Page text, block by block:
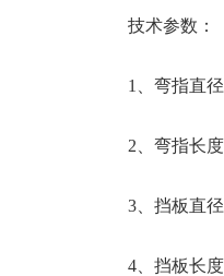
技术参数：
1、弯指直径
2、弯指长度
3、挡板直径
4、挡板长度